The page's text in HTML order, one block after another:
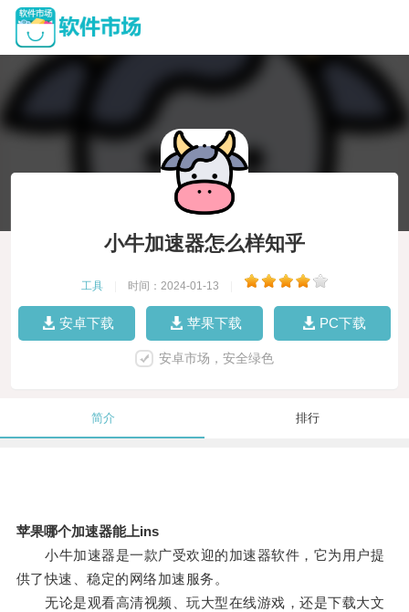
小牛加速器怎么样知乎
工具 时间：2024-01-13
安卓下载 苹果下载 PC下载
安卓市场，安全绿色
简介 排行
苹果哪个加速器能上ins
小牛加速器是一款广受欢迎的加速器软件，它为用户提
供了快速、稳定的网络加速服务。
无论是观看高清视频、玩大型在线游戏，还是下载大文